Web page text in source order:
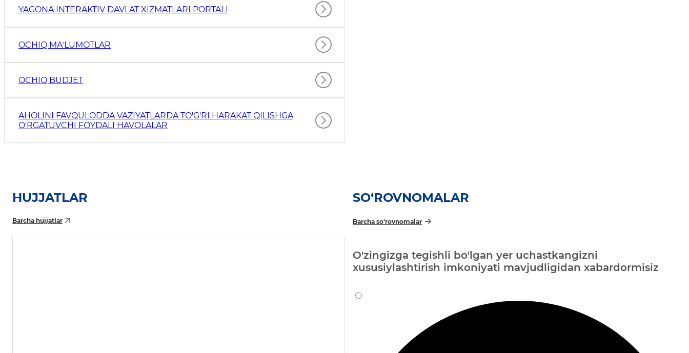
YAGONA INTERAKTIV DAVLAT XIZMATLARI PORTALI
OCHIQ MAʼLUMOTLAR
OCHIQ BUDJET
AHOLINI FAVQULODDA VAZIYATLARDA TO'G'RI HARAKAT QILISHGA
O'RGATUVCHI FOYDALI HAVOLALAR
HUJJATLAR
Barcha hujjatlar
SO‘ROVNOMALAR
Barcha so‘rovnomalar
O'zingizga tegishli bo'lgan yer uchastkangizni
xususiylashtirish imkoniyati mavjudligidan xabardormisiz